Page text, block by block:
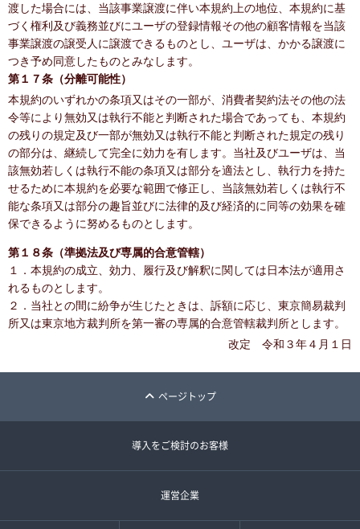
渡した場合には、当該事業譲渡に伴い本規約上の地位、本規約に基
づく権利及び義務並びにユーザの登録情報その他の顧客情報を当該
事業譲渡の譲受人に譲渡できるものとし、ユーザは、かかる譲渡に
つき予め同意したものとみなします。
第１７条（分離可能性）
本規約のいずれかの条項又はその一部が、消費者契約法その他の法
令等により無効又は執行不能と判断された場合であっても、本規約
の残りの規定及び一部が無効又は執行不能と判断された規定の残り
の部分は、継続して完全に効力を有します。当社及びユーザは、当
該無効若しくは執行不能の条項又は部分を適法とし、執行力を持た
せるために本規約を必要な範囲で修正し、当該無効若しくは執行不
能な条項又は部分の趣旨並びに法律的及び経済的に同等の効果を確
保できるように努めるものとします。
第１８条（準拠法及び専属的合意管轄）
１．本規約の成立、効力、履行及び解釈に関しては日本法が適用さ
れるものとします。
２．当社との間に紛争が生じたときは、訴額に応じ、東京簡易裁判
所又は東京地方裁判所を第一審の専属的合意管轄裁判所とします。
改定 令和３年４月１日
ページトップ
導入をご検討のお客様
運営企業